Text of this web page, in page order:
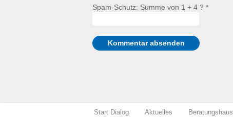
Spam-Schutz: Summe von 1 + 4 ? *
Start Dialog Aktuelles Beratungshaus